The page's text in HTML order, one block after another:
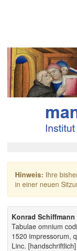
Hinweis: Ihre
in einer neuen
Konrad Schiffmann
Tabulae omnium
1520 impressorum,
Linc. [handschriftlich]